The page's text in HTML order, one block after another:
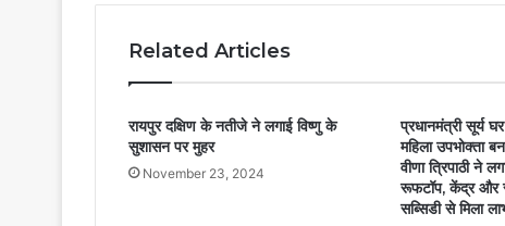
Related Articles
रायपुर दक्षिण के नतीजे ने लगाई विष्णु के
सुशासन पर मुहर
November 23, 2024
प्रधानमंत्री सूर्य
महिला उपभोक्ता बन
वीणा त्रिपाठी ने
रूफटॉप, केंद्र और
सब्सिडी से मिला